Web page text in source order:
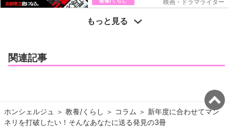
映画・ドラマライター
もっと見る
関連記事
ホンシェルジュ ＞ 教養/くらし ＞ コラム ＞ 新年度に合わせてマン
ネリを打破したい！そんなあなたに送る発見の3冊